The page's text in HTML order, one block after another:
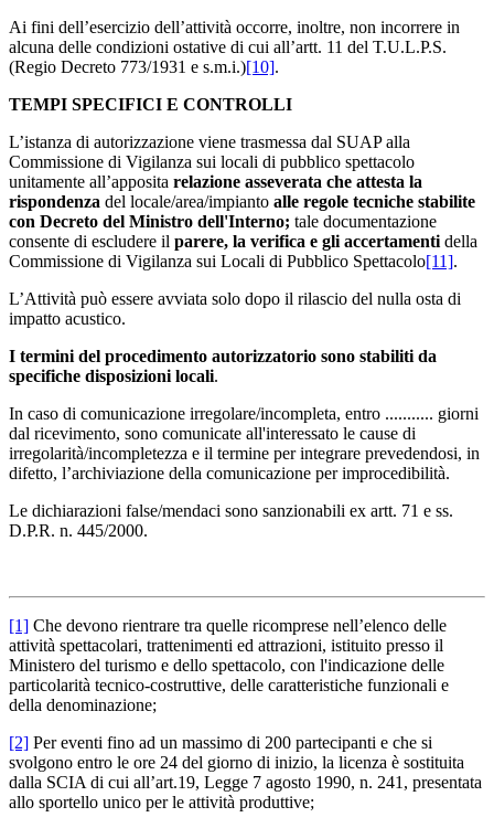
Ai fini dell’esercizio dell’attività occorre, inoltre, non incorrere in
alcuna delle condizioni ostative di cui all’artt. 11 del T.U.L.P.S.
(Regio Decreto 773/1931 e s.m.i.)[10].
TEMPI SPECIFICI E CONTROLLI
L’istanza di autorizzazione viene trasmessa dal SUAP alla
Commissione di Vigilanza sui locali di pubblico spettacolo
unitamente all’apposita relazione asseverata che attesta la
rispondenza del locale/area/impianto alle regole tecniche stabilite
con Decreto del Ministro dell'Interno; tale documentazione
consente di escludere il parere, la verifica e gli accertamenti della
Commissione di Vigilanza sui Locali di Pubblico Spettacolo[11].
L’Attività può essere avviata solo dopo il rilascio del nulla osta di
impatto acustico.
I termini del procedimento autorizzatorio sono stabiliti da
specifiche disposizioni locali.
In caso di comunicazione irregolare/incompleta, entro ........... giorni
dal ricevimento, sono comunicate all'interessato le cause di
irregolarità/incompletezza e il termine per integrare prevedendosi, in
difetto, l’archiviazione della comunicazione per improcedibilità.
Le dichiarazioni false/mendaci sono sanzionabili ex artt. 71 e ss.
D.P.R. n. 445/2000.
[1] Che devono rientrare tra quelle ricomprese nell’elenco delle
attività spettacolari, trattenimenti ed attrazioni, istituito presso il
Ministero del turismo e dello spettacolo, con l'indicazione delle
particolarità tecnico-costruttive, delle caratteristiche funzionali e
della denominazione;
[2] Per eventi fino ad un massimo di 200 partecipanti e che si
svolgono entro le ore 24 del giorno di inizio, la licenza è sostituita
dalla SCIA di cui all’art.19, Legge 7 agosto 1990, n. 241, presentata
allo sportello unico per le attività produttive;